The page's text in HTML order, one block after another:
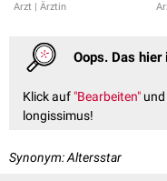
Arzt | Ärztin
Oops. Das
Klick auf "Bearbeiten"
longissimus!
Synonym: Altersstar